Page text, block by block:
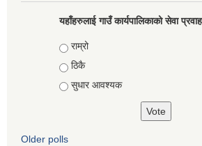
यहाँहरुलाई गाउँ कार्यपालिकाको सेवा
Choices
राम्रो
ठिकै
सुधार आवश्यक
Older polls